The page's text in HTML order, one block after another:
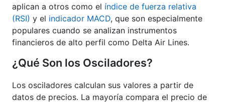
aplican a otros como el índice de fuerza relativa
(RSI) y el indicador MACD, que son especialmente
populares cuando se analizan instrumentos
financieros de alto perfil como Delta Air Lines.
¿Qué Son los Osciladores?
Los osciladores calculan sus valores a partir de
datos de precios. La mayoría compara el precio de